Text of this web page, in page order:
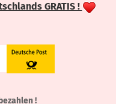
GRATIS !
!